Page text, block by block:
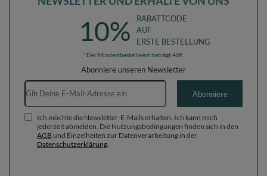
10%
RABATTCODE
AUF
ERSTE BESTELLUNG
*Der Mindestbestellwert beträgt 40€
Abonniere unseren Newsletter
E-Mail-Adresse
Abonniere
Ich möchte die Newsletter-E-Mails erhalten. Ich kann mich
jederzeit abmelden. Die Nutzungsbedingungen finden sich in den
AGB und Einzelheiten zur Datenverarbeitung in der
Datenschutzerklärung